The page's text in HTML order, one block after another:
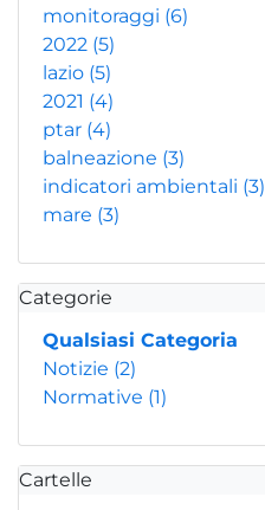
monitoraggi (6)
2022 (5)
lazio (5)
2021 (4)
ptar (4)
balneazione (3)
indicatori ambientali (3)
mare (3)
Categorie
Qualsiasi Categoria
Notizie (2)
Normative (1)
Cartelle